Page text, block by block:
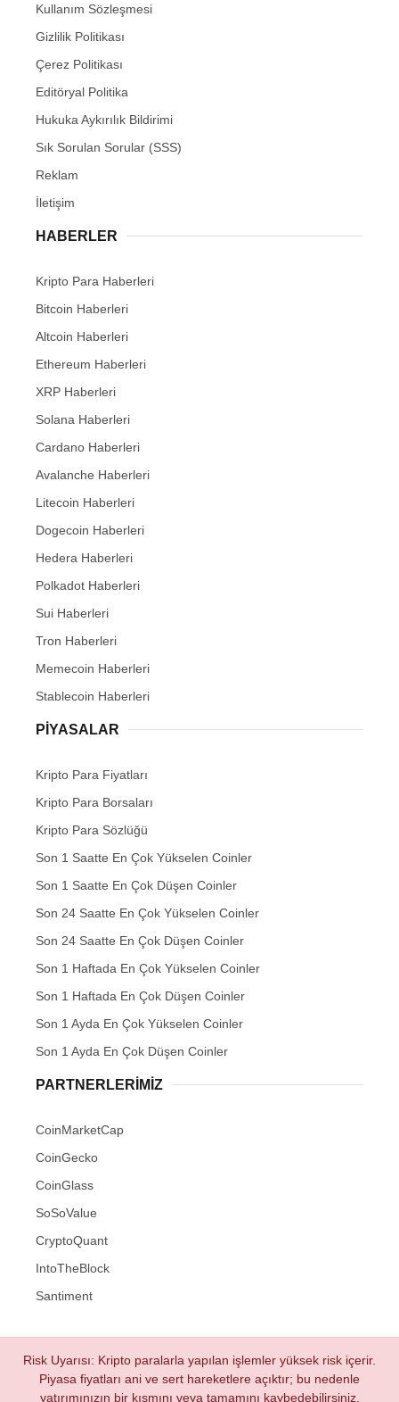
Kullanım Sözleşmesi
Gizlilik Politikası
Çerez Politikası
Editöryal Politika
Hukuka Aykırılık Bildirimi
Sık Sorulan Sorular (SSS)
Reklam
İletişim
HABERLER
Kripto Para Haberleri
Bitcoin Haberleri
Altcoin Haberleri
Ethereum Haberleri
XRP Haberleri
Solana Haberleri
Cardano Haberleri
Avalanche Haberleri
Litecoin Haberleri
Dogecoin Haberleri
Hedera Haberleri
Polkadot Haberleri
Sui Haberleri
Tron Haberleri
Memecoin Haberleri
Stablecoin Haberleri
PIYASALAR
Kripto Para Fiyatları
Kripto Para Borsaları
Kripto Para Sözlüğü
Son 1 Saatte En Çok Yükselen Coinler
Son 1 Saatte En Çok Düşen Coinler
Son 24 Saatte En Çok Yükselen Coinler
Son 24 Saatte En Çok Düşen Coinler
Son 1 Haftada En Çok Yükselen Coinler
Son 1 Haftada En Çok Düşen Coinler
Son 1 Ayda En Çok Yükselen Coinler
Son 1 Ayda En Çok Düşen Coinler
PARTNERLERIMIZ
CoinMarketCap
CoinGecko
CoinGlass
SoSoValue
CryptoQuant
IntoTheBlock
Santiment
Risk Uyarısı: Kripto paralarla yapılan işlemler yüksek risk içerir.
Piyasa fiyatları ani ve sert hareketlere açıktır; bu nedenle
yatırımınızın bir kısmını veya tamamını kaybedebilirsiniz.